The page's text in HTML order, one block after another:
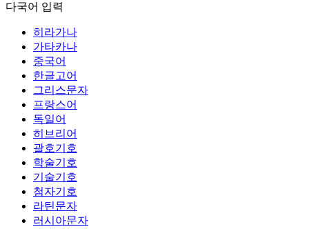
다국어 입력
히라가나
가타카나
중국어
한글고어
그리스문자
프랑스어
독일어
히브리어
괄호기호
학술기호
기술기호
첨자기호
라틴문자
러시아문자